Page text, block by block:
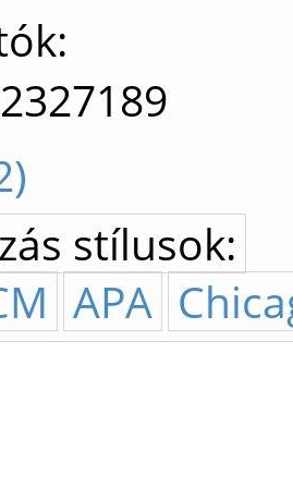
stílusok:
APA